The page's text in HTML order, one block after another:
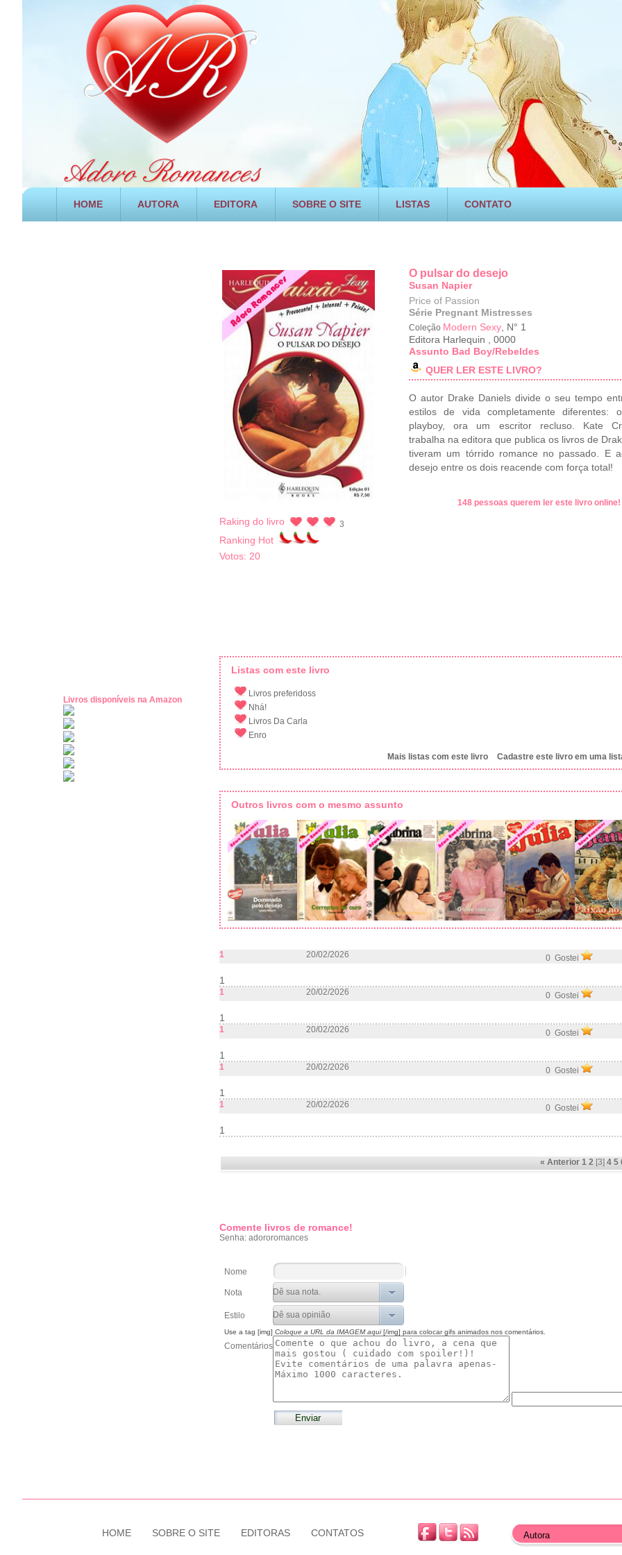
HOME AUTORA EDITORA SOBRE O SITE LISTAS CONTATO
Livros disponíveis na Amazon
Raking do livro 3
Ranking Hot
Votos: 20
O pulsar do desejo
Susan Napier
Price of Passion
Série Pregnant Mistresses
Coleção Modern Sexy , N° 1
Editora Harlequin
0000
Assunto Bad Boy/Rebeldes
QUER LER ESTE LIVRO?
O autor Drake Daniels divide o seu tempo
estilos de vida completamente diferentes:
playboy, ora um escritor recluso. Kate
trabalha na editora que publica os livros de
tiveram um tórrido romance no passado. E
desejo entre os dois reacende com força total!
148 pessoas querem ler este livro online!
Listas com este livro
Livros preferidoss
Nhá!
Livros Da Carla
Enro
Mais listas com este livro Cadastre este livro em uma
Outros livros com o mesmo assunto
1 20/02/2026 0 Gostei
1
1 20/02/2026 0 Gostei
1
1 20/02/2026 0 Gostei
1
1 20/02/2026 0 Gostei
1
1 20/02/2026 0 Gostei
1
« Anterior 1 2 [3] 4 5
Comente livros de romance!
Senha: adororomances
Nome
Nota
Estilo
Use a tag [img] Coloque a URL da IMAGEM aqui[/img] para colocar gifs animados nos comentários.
Comentários
HOME SOBRE O SITE EDITORAS CONTATOS